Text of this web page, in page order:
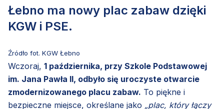
Łebno ma nowy plac zabaw dzięki
KGW i PSE.
Źródło fot. KGW Łebno
Wczoraj, 1 października, przy Szkole Podstawowej
im. Jana Pawła II, odbyło się uroczyste otwarcie
zmodernizowanego placu zabaw. To piękne i
bezpieczne miejsce, określane jako „plac, który łączy